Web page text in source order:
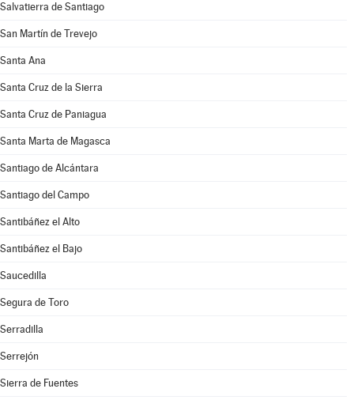
Salvatierra de Santiago
San Martín de Trevejo
Santa Ana
Santa Cruz de la Sierra
Santa Cruz de Paniagua
Santa Marta de Magasca
Santiago de Alcántara
Santiago del Campo
Santibáñez el Alto
Santibáñez el Bajo
Saucedilla
Segura de Toro
Serradilla
Serrejón
Sierra de Fuentes